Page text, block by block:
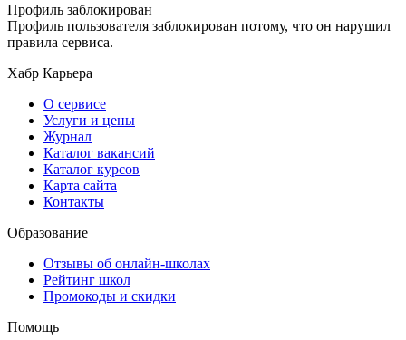
Профиль заблокирован
Профиль пользователя заблокирован потому, что он нарушил
правила сервиса.
Хабр Карьера
О сервисе
Услуги и цены
Журнал
Каталог вакансий
Каталог курсов
Карта сайта
Контакты
Образование
Отзывы об онлайн-школах
Рейтинг школ
Промокоды и скидки
Помощь